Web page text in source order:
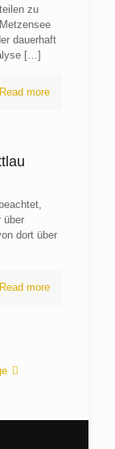
zu
dauerhaft
[…]
Read more
über
dort über
Read more